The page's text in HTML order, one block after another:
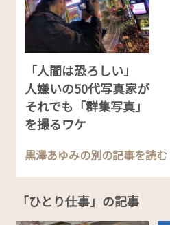
「人間は恐ろしい」
人嫌いの50代写真家が
それでも「群集写真」
を撮るワケ
黒澤あゆみの別の記事を読む
「ひとり仕事」の記事